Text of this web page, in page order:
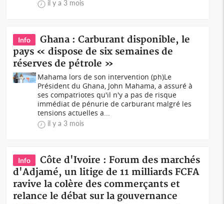
il y a 3 mois
Info
Ghana : Carburant disponible, le
pays « dispose de six semaines de
réserves de pétrole »
Mahama lors de son intervention (ph)Le
Président du Ghana, John Mahama, a assuré à
ses compatriotes qu'il n'y a pas de risque
immédiat de pénurie de carburant malgré les
tensions actuelles a...
il y a 3 mois
Info
Côte d'Ivoire : Forum des marchés
d'Adjamé, un litige de 11 milliards FCFA
ravive la colère des commerçants et
relance le débat sur la gouvernance